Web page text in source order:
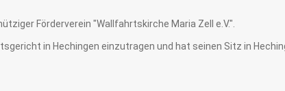
Förderverein "Wallfahrtskirche Maria Zell e.V.".
in Hechingen einzutragen und hat seinen Sitz in